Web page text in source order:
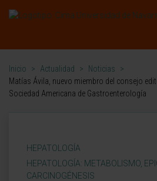
Inicio > Actualidad > Noticias
>
Matías Ávila, nuevo miembro del consejo
Sociedad Americana de Gastroenterología
HEPATOLOGÍA
HEPATOLOGÍA: METABOLISMO,
CARCINOGÉNESIS